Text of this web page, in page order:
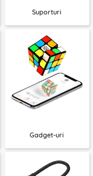
Suporturi
Gadget-uri